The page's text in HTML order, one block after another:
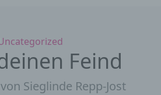
Kategorien
Feind
von Sieglinde Repp-Jost